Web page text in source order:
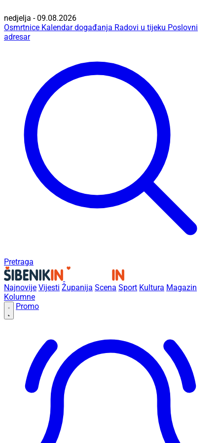
nedjelja - 09.08.2026
Osmrtnice Kalendar događanja Radovi u tijeku Poslovni
adresar
Pretraga
Najnovije Vijesti Županija Scena Sport Kultura Magazin
Kolumne
Promo